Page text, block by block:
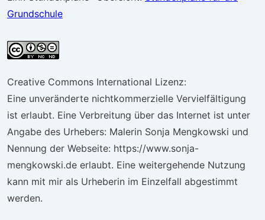
Grundschule
Creative Commons International Lizenz:
Eine unveränderte nichtkommerzielle Vervielfältigung
ist erlaubt. Eine Verbreitung über das Internet ist unter
Angabe des Urhebers: Malerin Sonja Mengkowski und
Nennung der Webseite: https://www.sonja-
mengkowski.de erlaubt. Eine weitergehende Nutzung
kann mit mir als Urheberin im Einzelfall abgestimmt
werden.